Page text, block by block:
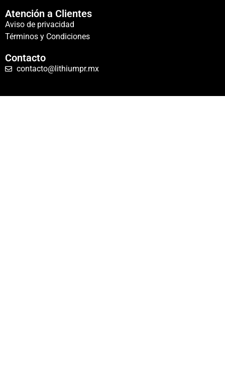
Atención a Clientes
Aviso de privacidad
Términos y Condiciones
Contacto
contacto@lithiumpr.mx